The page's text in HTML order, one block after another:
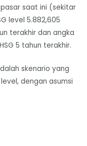
saat ini (sekitar
level 5.882,605
terakhir dan angka
5 tahun terakhir.
skenario yang
dengan asumsi